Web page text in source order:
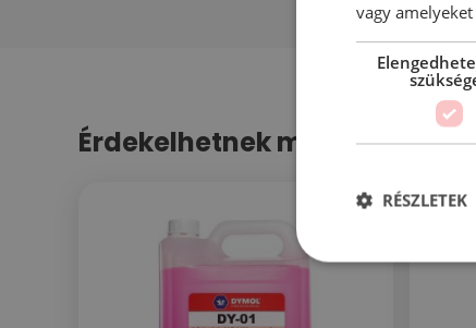
Érdekelhetnek még…
vagy
RÉSZLETEK